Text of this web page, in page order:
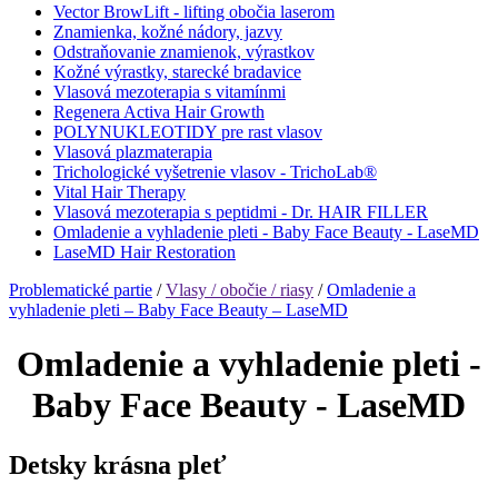
Vector BrowLift - lifting obočia laserom
Znamienka, kožné nádory, jazvy
Odstraňovanie znamienok, výrastkov
Kožné výrastky, starecké bradavice
Vlasová mezoterapia s vitamínmi
Regenera Activa Hair Growth
POLYNUKLEOTIDY pre rast vlasov
Vlasová plazmaterapia
Trichologické vyšetrenie vlasov - TrichoLab®
Vital Hair Therapy
Vlasová mezoterapia s peptidmi - Dr. HAIR FILLER
Omladenie a vyhladenie pleti - Baby Face Beauty - LaseMD
LaseMD Hair Restoration
Problematické partie / Vlasy / obočie / riasy / Omladenie a
vyhladenie pleti – Baby Face Beauty – LaseMD
Omladenie a vyhladenie pleti -
Baby Face Beauty - LaseMD
Detsky krásna pleť